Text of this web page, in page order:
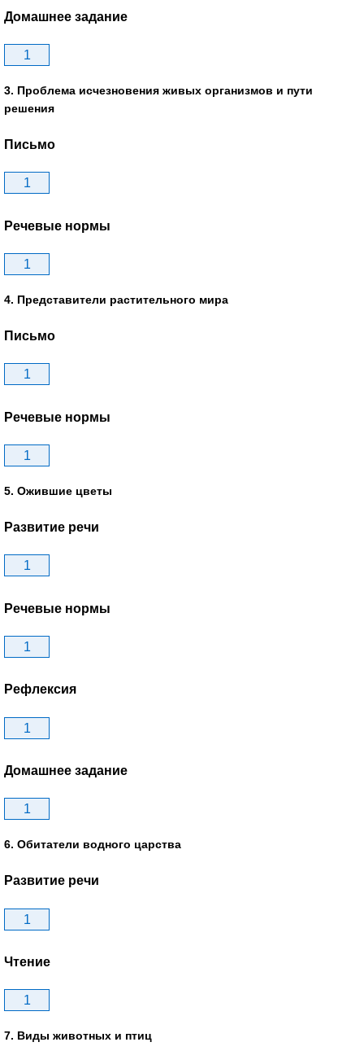
Домашнее задание
1
3. Проблема исчезновения живых организмов и пути
решения
Письмо
1
Речевые нормы
1
4. Представители растительного мира
Письмо
1
Речевые нормы
1
5. Ожившие цветы
Развитие речи
1
Речевые нормы
1
Рефлексия
1
Домашнее задание
1
6. Обитатели водного царства
Развитие речи
1
Чтение
1
7. Виды животных и птиц